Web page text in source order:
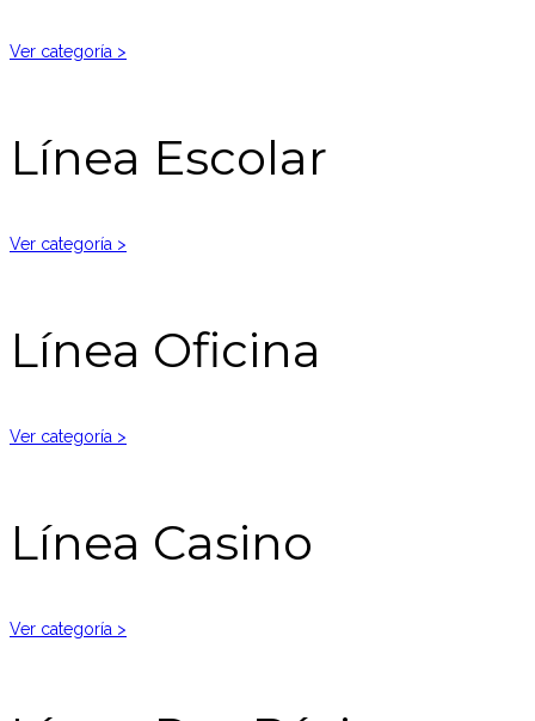
Ver categoría >
Línea Escolar
Ver categoría >
Línea Oficina
Ver categoría >
Línea Casino
Ver categoría >